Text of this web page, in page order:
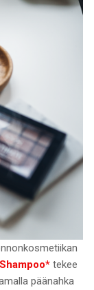
tekee
päänahka